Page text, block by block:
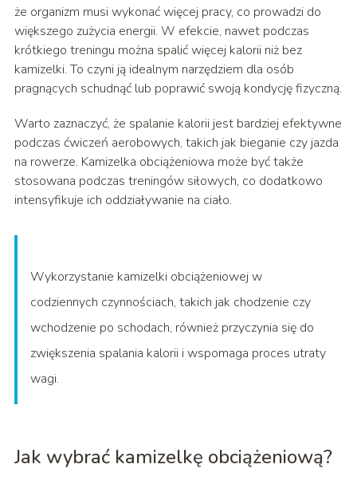
że organizm musi wykonać więcej pracy, co prowadzi do
większego zużycia energii. W efekcie, nawet podczas
krótkiego treningu można spalić więcej kalorii niż bez
kamizelki. To czyni ją idealnym narzędziem dla osób
pragnących schudnąć lub poprawić swoją kondycję fizyczną.
Warto zaznaczyć, że spalanie kalorii jest bardziej efektywne
podczas ćwiczeń aerobowych, takich jak bieganie czy jazda
na rowerze. Kamizelka obciążeniowa może być także
stosowana podczas treningów siłowych, co dodatkowo
intensyfikuje ich oddziaływanie na ciało.
Wykorzystanie kamizelki obciążeniowej w
codziennych czynnościach, takich jak chodzenie czy
wchodzenie po schodach, również przyczynia się do
zwiększenia spalania kalorii i wspomaga proces utraty
wagi.
Jak wybrać kamizelkę obciążeniową?